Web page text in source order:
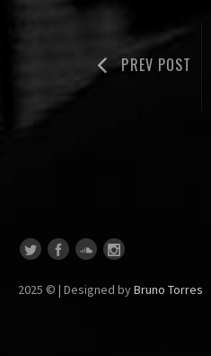
PREV POST
2025 © | Designed byBruno Torres